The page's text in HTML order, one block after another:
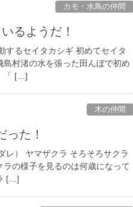
カモ・水鳥の仲間
るようだ！
するセイタカシギ 初めてセイタ
村渚の水を張った田んぼで初め
「 […]
木の仲間
った！
レ） ヤマザクラ そろそろサクラ
の様子を見るのは何歳になって
[…]